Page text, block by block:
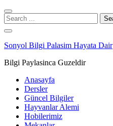
Skip
to
navigation
Skip
to
content
Search
for:
Sonyol Bilgi Palasim Hayata Dair
Bilgi Paylasinca Guzeldir
Anasayfa
Dersler
Güncel Bilgiler
Hayvanlar Alemi
Hobilerimiz